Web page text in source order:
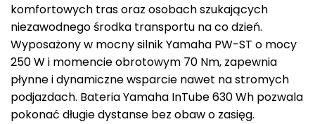
komfortowych tras oraz osobach szukających
niezawodnego środka transportu na co dzień.
Wyposażony w mocny silnik Yamaha PW-ST o mocy
250 W i momencie obrotowym 70 Nm, zapewnia
płynne i dynamiczne wsparcie nawet na stromych
podjazdach. Bateria Yamaha InTube 630 Wh pozwala
pokonać długie dystanse bez obaw o zasięg.